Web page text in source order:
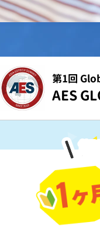
第1回
AES